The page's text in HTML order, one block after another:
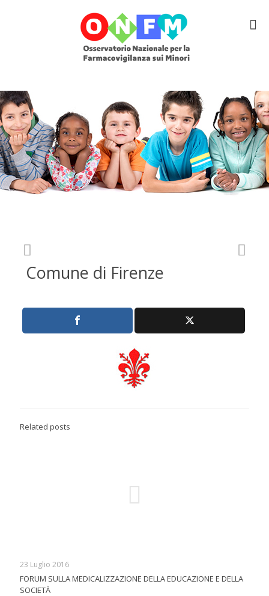
Comune di Firenze
Related posts
23 Luglio 2016
FORUM SULLA MEDICALIZZAZIONE DELLA EDUCAZIONE E DELLA
SOCIETÀ